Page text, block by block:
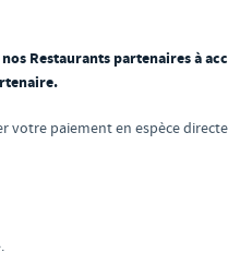
Restaurants partenaires à
votre paiement en espèce